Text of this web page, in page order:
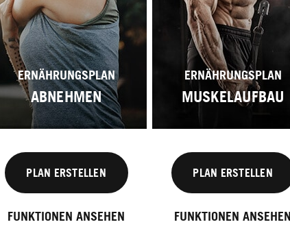
ERNÄHRUNGSPLAN
ABNEHMEN
PLAN ERSTELLEN
FUNKTIONEN ANSEHEN
ERNÄHRUNGSPLAN
MUSKELAUFBAU
PLAN ERSTELLEN
FUNKTIONEN ANSEHEN